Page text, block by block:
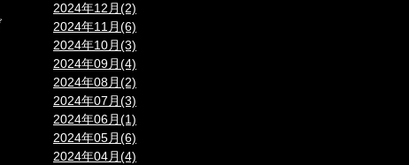
2024年12月(2)
2024年11月(6)
2024年10月(3)
2024年09月(4)
2024年08月(2)
2024年07月(3)
2024年06月(1)
2024年05月(6)
2024年04月(4)